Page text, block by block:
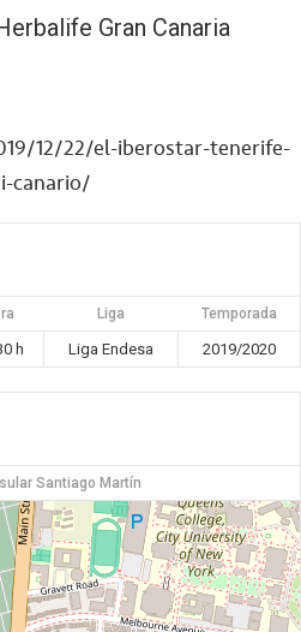
Gran Canaria
12/22/el-iberostar-tenerife-
canario/
Liga Temporada
h Liga Endesa 2019/2020
Santiago Martín